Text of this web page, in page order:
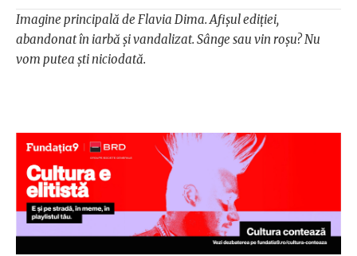
Imagine principală de Flavia Dima. Afișul ediției,
abandonat în iarbă și vandalizat. Sânge sau vin roșu? Nu
vom putea ști niciodată.